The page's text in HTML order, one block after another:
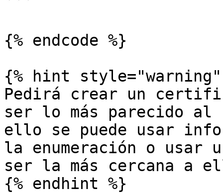
```
{% endcode %}
{% hint
Pedirá crear un
ser lo más parecido
ello se puede usar
la enumeración o usar
ser la más cercana a
{% endhint %}